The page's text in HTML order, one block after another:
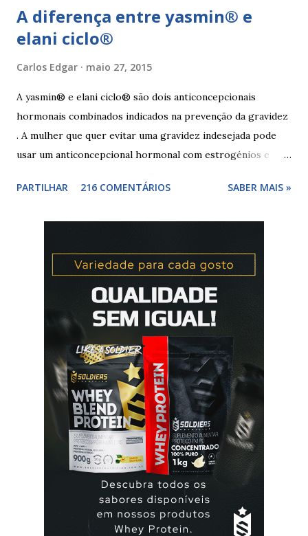
A diferença entre yasmin® e
elani ciclo®
Carlos Edgar maio 27, 2015
A yasmin® e elani ciclo® são dois anticoncepcionais
hormonais combinados indicados na prevenção da gravidez
. A mulher que quer evitar uma gravidez indesejada pode
usar um anticoncepcional hormonal com estrogénios e
para não correr riscos. Os anticoncepcionais yasmin® e
mulher deve tomar um comprimido por dia, seguindo
a ordem da cartela ou blister. No final da cartela ou blister
deve fazer uma pausa de 7 dias, para menstruar. A mulher
que usa a elani ciclo® pode ter que tomar seguida, deve
seguir a recomendação de seu médico. A yasmin® e elani
ciclo® são iguais? Sim são, ambas as pílulas têm a
mesma composição hormonal, apesar da yasmin ® ter
menos comprimidos, 21 comprimidos por carte...
PARTILHAR 216 COMENTÁRIOS SABER MAIS »